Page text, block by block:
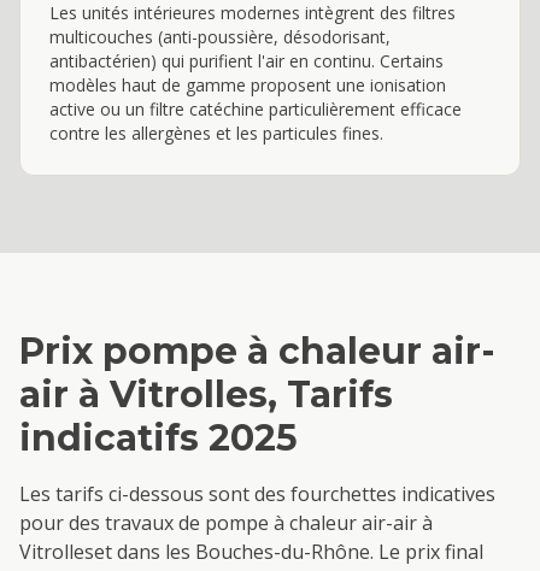
Les unités intérieures modernes intègrent des filtres
multicouches (anti-poussière, désodorisant,
antibactérien) qui purifient l'air en continu. Certains
modèles haut de gamme proposent une ionisation
active ou un filtre catéchine particulièrement efficace
contre les allergènes et les particules fines.
Prix pompe à chaleur air-
air à Vitrolles, Tarifs
indicatifs 2025
Les tarifs ci-dessous sont des fourchettes indicatives
pour des travaux de pompe à chaleur air-airà
Vitrolleset dans les Bouches-du-Rhône. Le prix final